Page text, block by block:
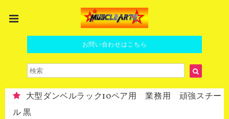
お問い合わせはこちら
大型ダンベルラック10ペア用 業務用 頑強スチー
ル 黒